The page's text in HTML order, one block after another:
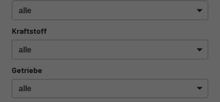
Kraftstoff
Getriebe